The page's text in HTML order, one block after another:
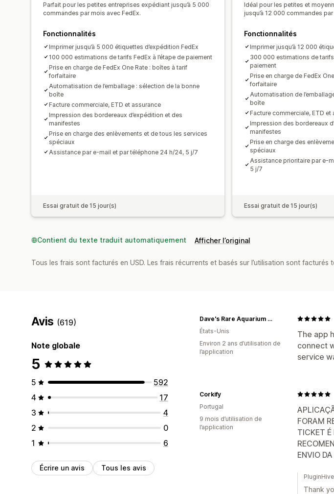
Parfait pour les petites entreprises expédiant jusqu’à 5 000
commandes par mois avec FedEx.
Fonctionnalités
Imprimer jusqu’à 5 000 étiquettes d’expédition FedEx
100 000 estimations de tarifs FedEx à l’étape de paiement
Prise en charge de FedEx One Rate : boîtes à tarif
forfaitaire
Automatisation de l’emballage : sélection de la bonne
boîte
Facture commerciale, ETD et assurance
Impression des bordereaux d’expédition et des
manifestes
Prise en charge des enlèvements et de tous les services
spéciaux
Assistance par e-mail et par téléphone 24 h/24, 5 j/7
Essai gratuit de 15 jour(s)
Idéal pour les petites et
jusqu’à 12 000 commandes
Fonctionnalités
Imprimer jusqu’à 12 000
300 000 estimations de tarifs
paiement
Prise en charge de FedEx
forfaitaire
Automatisation de
boîte
Facture commerciale, ETD et
Impression des bordereaux
manifestes
Prise en charge des
spéciaux
Assistance prioritaire par e-
5 j/7
Essai gratuit de 15 jour(s)
Contient du texte traduit automatiquement Afficher l’original
Tous les frais sont facturés en USD. Les frais récurrents et basés sur l’utilisation sont facturés
Avis (619)
Note globale
5
5
592
4
17
3
4
2
0
1
6
Écrire un avis Tous les avis
The app
connect
service
Dave's Rare Aquarium Fish
États-Unis
Environ 2 ans d’utilisation de
l’application
FORAM
TICKET É
ENVIO
Corkify
Portugal
9 mois d’utilisation de
l’application
Thank